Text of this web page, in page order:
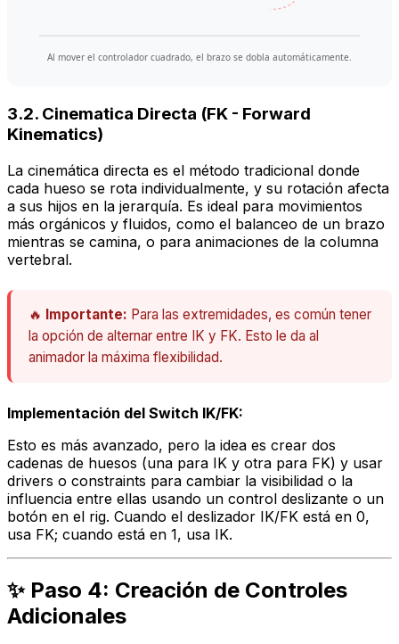
Al mover el controlador cuadrado, el brazo se dobla automáticamente.
3.2. Cinematica Directa (FK - Forward
Kinematics)
La cinemática directa es el método tradicional donde
cada hueso se rota individualmente, y su rotación afecta
a sus hijos en la jerarquía. Es ideal para movimientos
más orgánicos y fluidos, como el balanceo de un brazo
mientras se camina, o para animaciones de la columna
vertebral.
🔥 Importante: Para las extremidades, es común tener
la opción de alternar entre IK y FK. Esto le da al
animador la máxima flexibilidad.
Implementación del Switch IK/FK:
Esto es más avanzado, pero la idea es crear dos
cadenas de huesos (una para IK y otra para FK) y usar
drivers o constraints para cambiar la visibilidad o la
influencia entre ellas usando un control deslizante o un
botón en el rig. Cuando el deslizador IK/FK está en 0,
usa FK; cuando está en 1, usa IK.
✨ Paso 4: Creación de Controles
Adicionales